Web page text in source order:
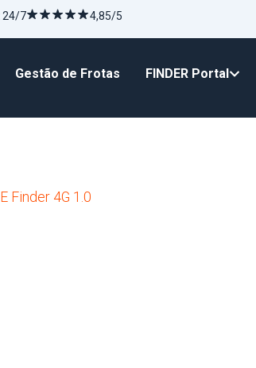
24/7 4,85/5
Gestão de Frotas FINDER Portal
Finder 4G 1.0